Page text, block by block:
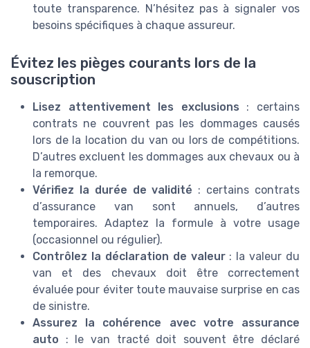
toute transparence. N’hésitez pas à signaler vos
besoins spécifiques à chaque assureur.
Évitez les pièges courants lors de la
souscription
Lisez attentivement les exclusions : certains
contrats ne couvrent pas les dommages causés
lors de la location du van ou lors de compétitions.
D’autres excluent les dommages aux chevaux ou à
la remorque.
Vérifiez la durée de validité : certains contrats
d’assurance van sont annuels, d’autres
temporaires. Adaptez la formule à votre usage
(occasionnel ou régulier).
Contrôlez la déclaration de valeur: la valeur du
van et des chevaux doit être correctement
évaluée pour éviter toute mauvaise surprise en cas
de sinistre.
Assurez la cohérence avec votre assurance
auto : le van tracté doit souvent être déclaré